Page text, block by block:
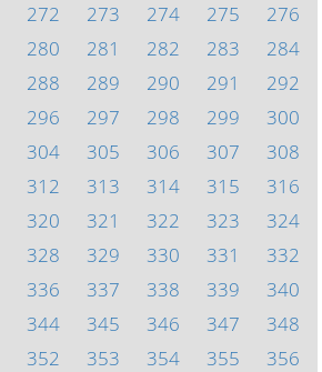
272 273 274 275
276
280 281 282 283
284
288 289 290 291
292
296 297 298 299
300
304 305 306 307
308
312 313 314 315
316
320 321 322 323
324
328 329 330 331
332
336 337 338 339
340
344 345 346 347
348
352 353 354 355
356